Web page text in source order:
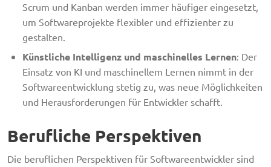
Scrum und Kanban werden immer häufiger eingesetzt,
um Softwareprojekte flexibler und effizienter zu
gestalten.
Künstliche Intelligenz und maschinelles Lernen: Der
Einsatz von KI und maschinellem Lernen nimmt in der
Softwareentwicklung stetig zu, was neue Möglichkeiten
und Herausforderungen für Entwickler schafft.
Berufliche Perspektiven
Die beruflichen Perspektiven für Softwareentwickler sind